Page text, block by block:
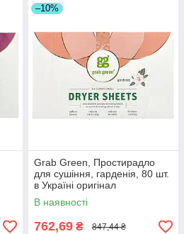
–10%
Grab Green, Простирадло
для сушіння, гарденія, 80 шт.
в Україні оригінал
В наявності
762,69 ₴ 847,44 ₴